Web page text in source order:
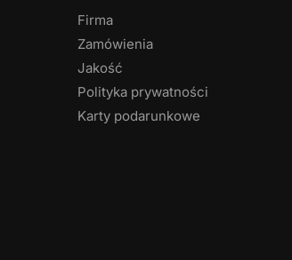
Firma
Zamówienia
Jakość
Polityka prywatności
Karty podarunkowe